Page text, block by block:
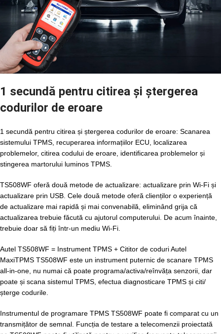
1 secundă pentru citirea și ștergerea
codurilor de eroare
1 secundă pentru citirea și ștergerea codurilor de eroare: Scanarea
sistemului TPMS, recuperarea informațiilor ECU, localizarea
problemelor, citirea codului de eroare, identificarea problemelor și
stingerea martorului luminos TPMS.
TS508WF oferă două metode de actualizare: actualizare prin Wi-Fi și
actualizare prin USB. Cele două metode oferă clienților o experiență
de actualizare mai rapidă și mai convenabilă, eliminând grija că
actualizarea trebuie făcută cu ajutorul computerului. De acum înainte,
trebuie doar să fiți într-un mediu Wi-Fi.
Autel TS508WF = Instrument TPMS + Cititor de coduri Autel
MaxiTPMS TS508WF este un instrument puternic de scanare TPMS
all-in-one, nu numai că poate programa/activa/reînvăța senzorii, dar
poate și scana sistemul TPMS, efectua diagnosticare TPMS și citi/
șterge codurile.
Instrumentul de programare TPMS TS508WF poate fi comparat cu un
transmițător de semnal. Funcția de testare a telecomenzii proiectată